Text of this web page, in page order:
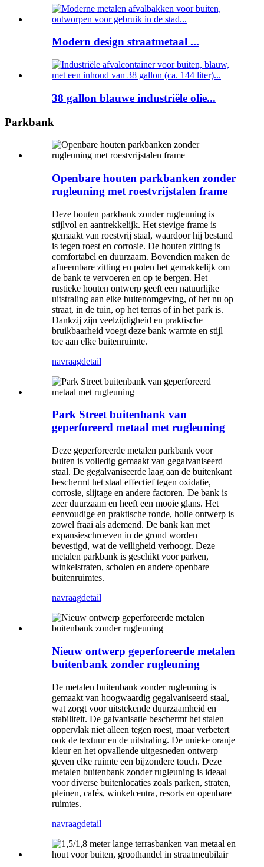
Modern design straatmetaal ...
38 gallon blauwe industriële olie...
Parkbank
Openbare houten parkbanken zonder
rugleuning met roestvrijstalen frame
Deze houten parkbank zonder rugleuning is
stijlvol en aantrekkelijk. Het stevige frame is
gemaakt van roestvrij staal, waardoor hij bestand
is tegen roest en corrosie. De houten zitting is
comfortabel en duurzaam. Bovendien maken de
afneembare zitting en poten het gemakkelijk om
de bank te vervoeren en op te bergen. Het
rustieke houten ontwerp geeft een natuurlijke
uitstraling aan elke buitenomgeving, of het nu op
straat, in de tuin, op het terras of in het park is.
Dankzij zijn veelzijdigheid en praktische
bruikbaarheid voegt deze bank warmte en stijl
toe aan elke buitenruimte.
navraagdetail
Park Street buitenbank van
geperforeerd metaal met rugleuning
Deze geperforeerde metalen parkbank voor
buiten is volledig gemaakt van gegalvaniseerd
staal. De gegalvaniseerde laag aan de buitenkant
beschermt het staal effectief tegen oxidatie,
corrosie, slijtage en andere factoren. De bank is
zeer duurzaam en heeft een mooie glans. Het
eenvoudige en praktische ronde, holle ontwerp is
zowel fraai als ademend. De bank kan met
expansieschroeven in de grond worden
bevestigd, wat de veiligheid verhoogt. Deze
metalen parkbank is geschikt voor parken,
winkelstraten, scholen en andere openbare
buitenruimtes.
navraagdetail
Nieuw ontwerp geperforeerde metalen
buitenbank zonder rugleuning
De metalen buitenbank zonder rugleuning is
gemaakt van hoogwaardig gegalvaniseerd staal,
wat zorgt voor uitstekende duurzaamheid en
stabiliteit. De galvanisatie beschermt het stalen
oppervlak niet alleen tegen roest, maar verbetert
ook de textuur en de uitstraling. De unieke oranje
kleur en het opvallende uitgesneden ontwerp
geven elke ruimte een bijzondere touch. Deze
metalen buitenbank zonder rugleuning is ideaal
voor diverse buitenlocaties zoals parken, straten,
pleinen, cafés, winkelcentra, resorts en openbare
ruimtes.
navraagdetail